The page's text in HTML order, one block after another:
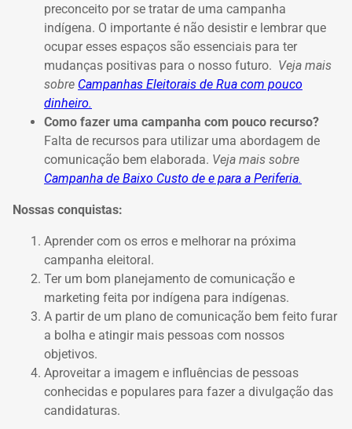
preconceito por se tratar de uma campanha
indígena. O importante é não desistir e lembrar que
ocupar esses espaços são essenciais para ter
mudanças positivas para o nosso futuro. Veja mais
sobre Campanhas Eleitorais de Rua com pouco
dinheiro.
Como fazer uma campanha com pouco recurso?
Falta de recursos para utilizar uma abordagem de
comunicação bem elaborada. Veja mais sobre
Campanha de Baixo Custo de e para a Periferia.
Nossas conquistas:
Aprender com os erros e melhorar na próxima
campanha eleitoral.
Ter um bom planejamento de comunicação e
marketing feita por indígena para indígenas.
A partir de um plano de comunicação bem feito furar
a bolha e atingir mais pessoas com nossos
objetivos.
Aproveitar a imagem e influências de pessoas
conhecidas e populares para fazer a divulgação das
candidaturas.